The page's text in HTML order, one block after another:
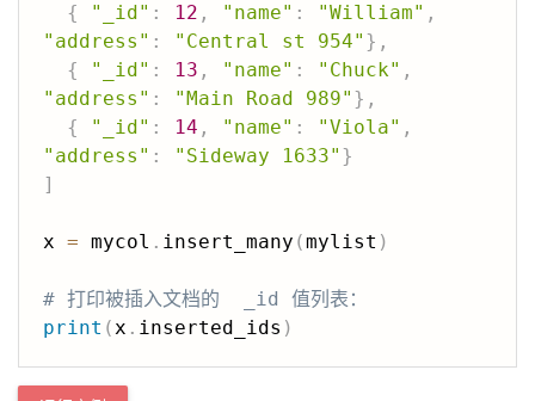
{
"_id" : 12 , "name" : "William" ,
"address" : "Central st 954" } ,
{
"_id" : 13 , "name" : "Chuck" ,
"address" : "Main Road 989" } ,
{
"_id" : 14 , "name" : "Viola" ,
"address" : "Sideway 1633" }
]
x = mycol . insert_many (mylist )
# 打印被插入文档的  _id 值列表：
print (x . inserted_ids )